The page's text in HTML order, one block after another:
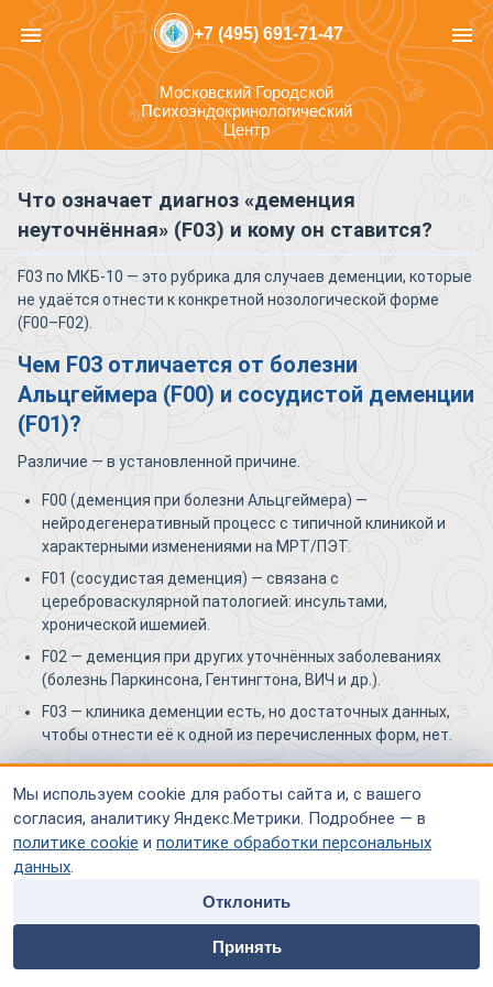
Мы используем cookie для работы сайта и, с вашего
согласия, аналитику Яндекс.Метрики. Подробнее — в
политике cookie и политике обработки персональных
данных.
Отклонить
Принять
home people
Специалисты
payment contacts
menu +7 (495) 691-71-47 menu
Московский Городской
Психоэндокринологический
Центр
Что означает диагноз «деменция
неуточнённая» (F03) и кому он ставится?
F03 по МКБ-10 — это рубрика для случаев деменции, которые
не удаётся отнести к конкретной нозологической форме
(F00–F02).
Чем F03 отличается от болезни
Альцгеймера (F00) и сосудистой деменции
(F01)?
Различие — в установленной причине.
F00 (деменция при болезни Альцгеймера) —
нейродегенеративный процесс с типичной клиникой и
характерными изменениями на МРТ/ПЭТ.
F01 (сосудистая деменция) — связана с
цереброваскулярной патологией: инсультами,
хронической ишемией.
F02 — деменция при других уточнённых заболеваниях
(болезнь Паркинсона, Гентингтона, ВИЧ и др.).
F03 — клиника деменции есть, но достаточных данных,
чтобы отнести её к одной из перечисленных форм, нет.
В каких случаях врач не может уточнить
форму деменции?
Чаще всего — в трёх ситуациях. Первая: пациент поступил на
поздней стадии, когда стёрты «характерные» черты дебюта.
Вторая: смешанная картина — сосудистый компонент
наслаивается на нейродегенеративный, и однозначно
выделить ведущий процесс невозможно. Третья: ограничен
доступ к диагностике — не выполнены МРТ,